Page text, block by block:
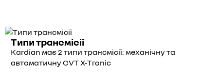
Типи трансмісії
Kardian має 2 типи трансмісії: механічну та
автоматичну CVT X-Tronic